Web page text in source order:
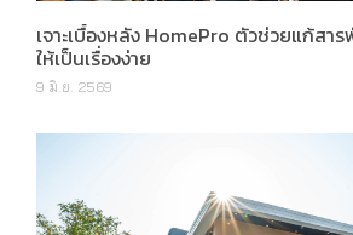
เจาะเบื้องหลัง HomePro ตัวช่วยแก้สา
ให้เป็นเรื่องง่าย
9 มิ.ย. 2569